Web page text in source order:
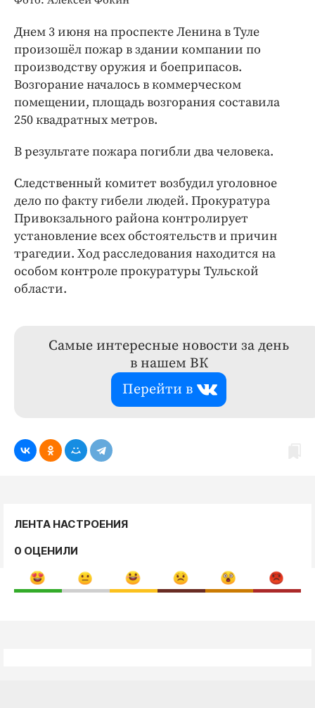
Днем 3 июня на проспекте Ленина в Туле
произошёл пожар в здании компании по
производству оружия и боеприпасов.
Возгорание началось в коммерческом
помещении, площадь возгорания составила
250 квадратных метров.
В результате пожара погибли два человека.
Следственный комитет возбудил уголовное
дело по факту гибели людей. Прокуратура
Привокзального района контролирует
установление всех обстоятельств и причин
трагедии. Ход расследования находится на
особом контроле прокуратуры Тульской
области.
Самые интересные новости за день
в нашем ВК
Перейти в
ЛЕНТА НАСТРОЕНИЯ
0 ОЦЕНИЛИ